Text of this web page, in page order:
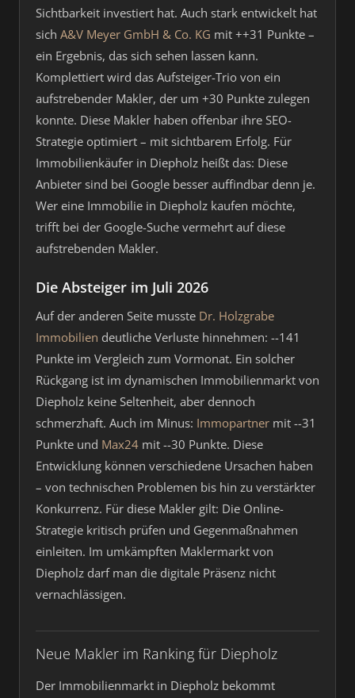
Sichtbarkeit investiert hat. Auch stark entwickelt hat
sich A&V Meyer GmbH & Co. KG mit ++31 Punkte –
ein Ergebnis, das sich sehen lassen kann.
Komplettiert wird das Aufsteiger-Trio von ein
aufstrebender Makler, der um +30 Punkte zulegen
konnte. Diese Makler haben offenbar ihre SEO-
Strategie optimiert – mit sichtbarem Erfolg. Für
Immobilienkäufer in Diepholz heißt das: Diese
Anbieter sind bei Google besser auffindbar denn je.
Wer eine Immobilie in Diepholz kaufen möchte,
trifft bei der Google-Suche vermehrt auf diese
aufstrebenden Makler.
Die Absteiger im Juli 2026
Auf der anderen Seite musste Dr. Holzgrabe
Immobilien deutliche Verluste hinnehmen: --141
Punkte im Vergleich zum Vormonat. Ein solcher
Rückgang ist im dynamischen Immobilienmarkt von
Diepholz keine Seltenheit, aber dennoch
schmerzhaft. Auch im Minus: Immopartner mit --31
Punkte und Max24 mit --30 Punkte. Diese
Entwicklung können verschiedene Ursachen haben
– von technischen Problemen bis hin zu verstärkter
Konkurrenz. Für diese Makler gilt: Die Online-
Strategie kritisch prüfen und Gegenmaßnahmen
einleiten. Im umkämpften Maklermarkt von
Diepholz darf man die digitale Präsenz nicht
vernachlässigen.
Neue Makler im Ranking für Diepholz
Der Immobilienmarkt in Diepholz bekommt